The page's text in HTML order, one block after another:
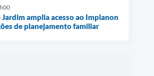
amplia acesso ao Implanon
de planejamento familiar